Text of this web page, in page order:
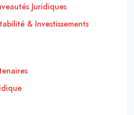
Juridiques
& Investissements